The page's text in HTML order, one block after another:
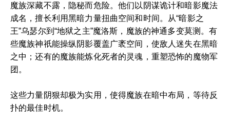
魔族深藏不露，隐秘而危险。他们以阴谋诡计和暗影魔法
成名，擅长利用黑暗力量扭曲空间和时间。从“暗影之
王”乌瑟尔到“地狱之主”魔洛斯，魔族的神通多变莫测。有
些魔族神祇能操纵阴影覆盖广袤空间，使敌人迷失在黑暗
之中；还有的魔族能炼化死者的灵魂，重塑恐怖的魔物军
团。
这些力量阴狠却极为实用，使得魔族在暗中布局，等待反
扑的最佳时机。